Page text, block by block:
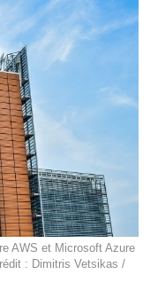
AWS et Microsoft Azure
: Dimitris Vetsikas /